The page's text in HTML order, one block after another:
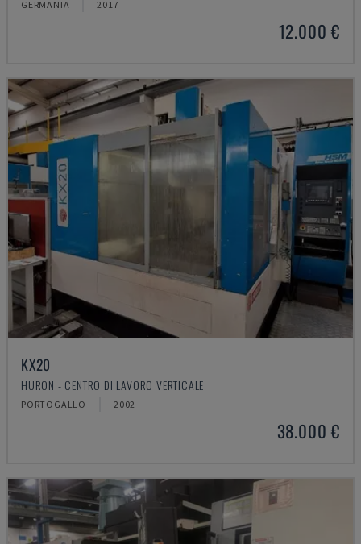
GERMANIA 2017
12.000 €
KX20
HURON - CENTRO DI LAVORO VERTICALE
PORTOGALLO 2002
38.000 €